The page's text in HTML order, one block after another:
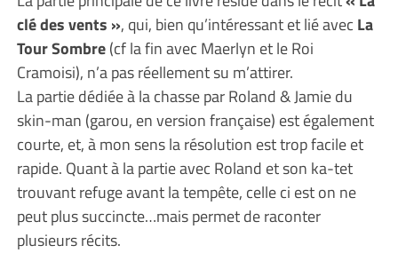
clé des vents », qui, bien qu’intéressant et lié avec La
Tour Sombre(cf la fin avec Maerlyn et le Roi
Cramoisi), n’a pas réellement su m’attirer.
La partie dédiée à la chasse par Roland & Jamie du
skin-man (garou, en version française) est également
courte, et, à mon sens la résolution est trop facile et
rapide. Quant à la partie avec Roland et son ka-tet
trouvant refuge avant la tempête, celle ci est on ne
peut plus succincte…mais permet de raconter
plusieurs récits.